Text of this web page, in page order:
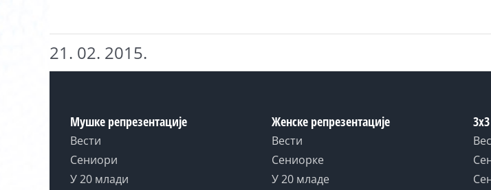
21. 02. 2015.
Мушке репрезентације
Вести
Сениори
У 20 млади
Женске репрезентације
Вести
Сениорке
У 20 младе
3x3